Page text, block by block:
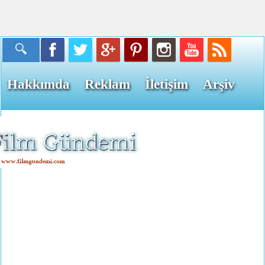
Hakkımda Reklam İletişim Arşiv